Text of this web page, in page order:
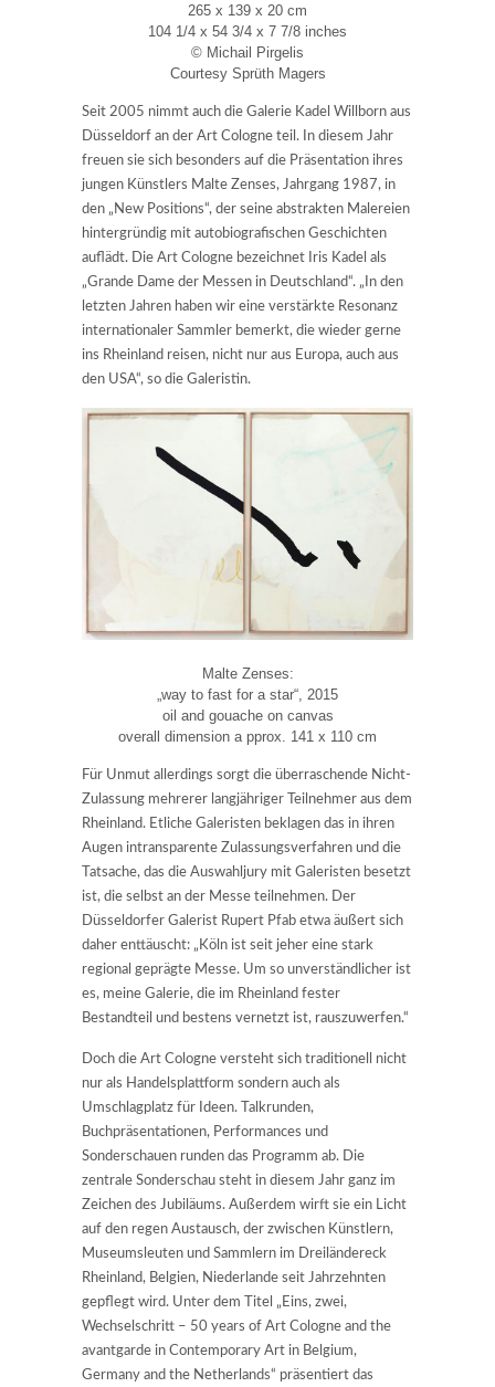
265 x 139 x 20 cm
104 1/4 x 54 3/4 x 7 7/8 inches
© Michail Pirgelis
Courtesy Sprüth Magers
Seit 2005 nimmt auch die Galerie Kadel Willborn aus
Düsseldorf an der Art Cologne teil. In diesem Jahr
freuen sie sich besonders auf die Präsentation ihres
jungen Künstlers Malte Zenses, Jahrgang 1987, in
den „New Positions“, der seine abstrakten Malereien
hintergründig mit autobiografischen Geschichten
auflädt. Die Art Cologne bezeichnet Iris Kadel als
„Grande Dame der Messen in Deutschland“. „In den
letzten Jahren haben wir eine verstärkte Resonanz
internationaler Sammler bemerkt, die wieder gerne
ins Rheinland reisen, nicht nur aus Europa, auch aus
den USA“, so die Galeristin.
Malte Zenses:
„way to fast for a star“, 2015
oil and gouache on canvas
overall dimension a pprox. 141 x 110 cm
Für Unmut allerdings sorgt die überraschende Nicht-
Zulassung mehrerer langjähriger Teilnehmer aus dem
Rheinland. Etliche Galeristen beklagen das in ihren
Augen intransparente Zulassungsverfahren und die
Tatsache, das die Auswahljury mit Galeristen besetzt
ist, die selbst an der Messe teilnehmen. Der
Düsseldorfer Galerist Rupert Pfab etwa äußert sich
daher enttäuscht: „Köln ist seit jeher eine stark
regional geprägte Messe. Um so unverständlicher ist
es, meine Galerie, die im Rheinland fester
Bestandteil und bestens vernetzt ist, rauszuwerfen.“
Doch die Art Cologne versteht sich traditionell nicht
nur als Handelsplattform sondern auch als
Umschlagplatz für Ideen. Talkrunden,
Buchpräsentationen, Performances und
Sonderschauen runden das Programm ab. Die
zentrale Sonderschau steht in diesem Jahr ganz im
Zeichen des Jubiläums. Außerdem wirft sie ein Licht
auf den regen Austausch, der zwischen Künstlern,
Museumsleuten und Sammlern im Dreiländereck
Rheinland, Belgien, Niederlande seit Jahrzehnten
gepflegt wird. Unter dem Titel „Eins, zwei,
Wechselschritt – 50 years of Art Cologne and the
avantgarde in Contemporary Art in Belgium,
Germany and the Netherlands“ präsentiert das